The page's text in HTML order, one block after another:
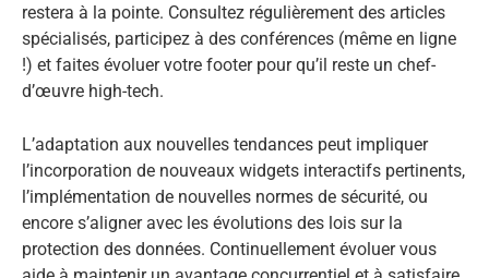
restera à la pointe. Consultez régulièrement des articles
spécialisés, participez à des conférences (même en ligne
!) et faites évoluer votre footer pour qu’il reste un chef-
d’œuvre high-tech.
L’adaptation aux nouvelles tendances peut impliquer
l’incorporation de nouveaux widgets interactifs pertinents,
l’implémentation de nouvelles normes de sécurité, ou
encore s’aligner avec les évolutions des lois sur la
protection des données. Continuellement évoluer vous